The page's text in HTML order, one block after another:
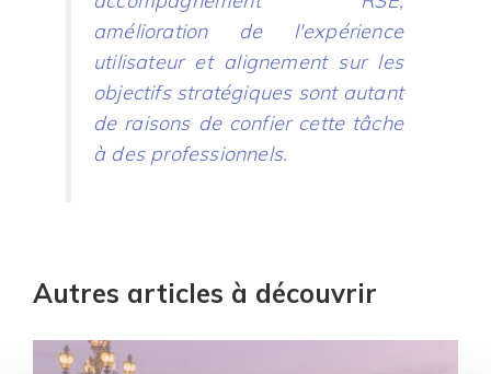
amélioration de l'expérience
utilisateur et alignement sur les
objectifs stratégiques sont autant
de raisons de confier cette tâche
à des professionnels.
Autres articles à découvrir